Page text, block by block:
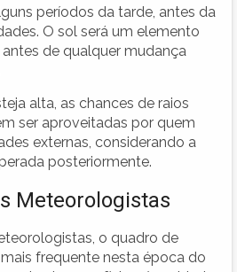
períodos da tarde, antes da
O sol será um elemento
de qualquer mudança
alta, as chances de raios
ser aproveitadas por quem
externas, considerando a
posteriormente.
Meteorologistas
o quadro de
frequente nesta época do